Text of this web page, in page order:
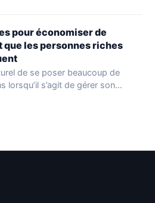
pour économiser de
que les personnes riches
de se poser beaucoup de
lorsqu’il s’agit de gérer son…